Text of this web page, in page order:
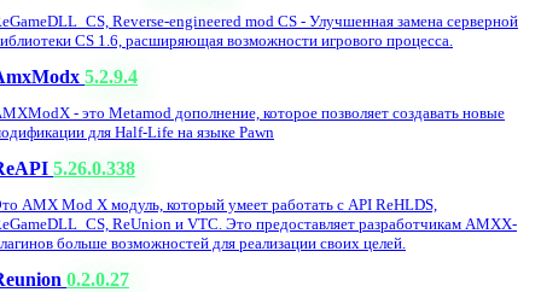
Reverse-engineered mod CS - Улучшенная замена серверной
CS 1.6, расширяющая возможности игрового процесса.
5.2.9.4
- это Metamod дополнение, которое позволяет создавать новые
для Half-Life на языке Pawn
5.26.0.338
AMX Mod X модуль, который умеет работать с API ReHLDS,
ReUnion и VTC. Это предоставляет разработчикам AMXX-
больше возможностей для реализации своих целей.
0.2.0.27